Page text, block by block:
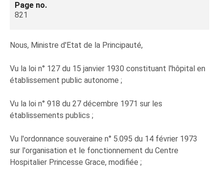
Page no.
821
Nous, Ministre d'Etat de la Principauté,
Vu la loi n° 127 du 15 janvier 1930 constituant l'hôpital en
établissement public autonome ;
Vu la loi n° 918 du 27 décembre 1971 sur les
établissements publics ;
Vu l'ordonnance souveraine n° 5.095 du 14 février 1973
sur l'organisation et le fonctionnement du Centre
Hospitalier Princesse Grace, modifiée ;